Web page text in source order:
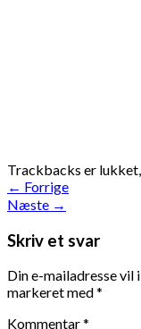
Trackbacks er
← Forrige
Næste →
Skriv et svar
Din e-mailadresse
markeret med*
Kommentar*